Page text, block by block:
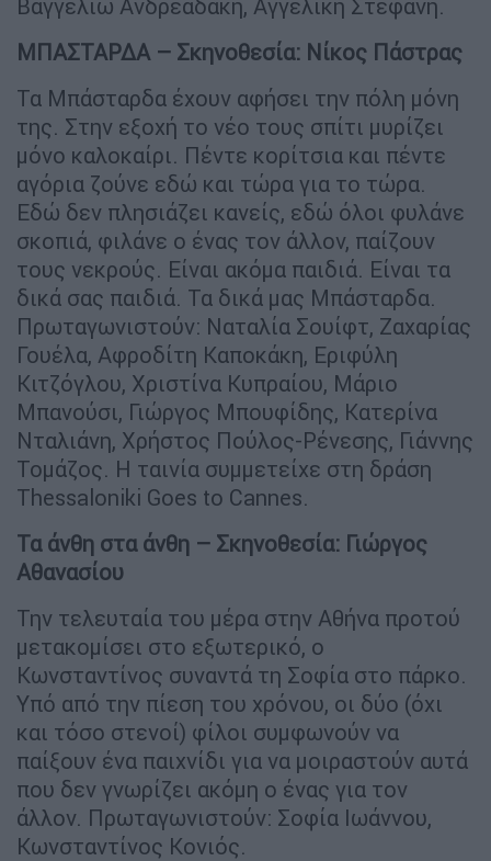
Βαγγελιώ Ανδρεαδάκη, Aγγελική Στεφανή.
ΜΠΑΣΤΑΡΔΑ – Σκηνοθεσία: Νίκος Πάστρας
Τα Μπάσταρδα έχουν αφήσει την πόλη μόνη
της. Στην εξοχή το νέο τους σπίτι μυρίζει
μόνο καλοκαίρι. Πέντε κορίτσια και πέντε
αγόρια ζούνε εδώ και τώρα για το τώρα.
Εδώ δεν πλησιάζει κανείς, εδώ όλοι φυλάνε
σκοπιά, φιλάνε ο ένας τον άλλον, παίζουν
τους νεκρούς. Είναι ακόμα παιδιά. Είναι τα
δικά σας παιδιά. Τα δικά μας Μπάσταρδα.
Πρωταγωνιστούν: Ναταλία Σουίφτ, Ζαχαρίας
Γουέλα, Αφροδίτη Καποκάκη, Εριφύλη
Κιτζόγλου, Χριστίνα Κυπραίου, Μάριο
Μπανούσι, Γιώργος Μπουφίδης, Κατερίνα
Νταλιάνη, Χρήστος Πούλος-Ρένεσης, Γιάννης
Τομάζος. Η ταινία συμμετείχε στη δράση
Thessaloniki Goes to Cannes.
Τα άνθη στα άνθη – Σκηνοθεσία: Γιώργος
Αθανασίου
Την τελευταία του μέρα στην Αθήνα προτού
μετακομίσει στο εξωτερικό, ο
Κωνσταντίνος συναντά τη Σοφία στο πάρκο.
Υπό από την πίεση του χρόνου, οι δύο (όχι
και τόσο στενοί) φίλοι συμφωνούν να
παίξουν ένα παιχνίδι για να μοιραστούν αυτά
που δεν γνωρίζει ακόμη ο ένας για τον
άλλον. Πρωταγωνιστούν: Σοφία Ιωάννου,
Κωνσταντίνος Κονιός.